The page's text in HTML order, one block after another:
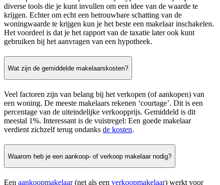
diverse tools die je kunt invullen om een idee van de waarde te
krijgen. Echter om echt een betrouwbare schatting van de
woningwaarde te krijgen kun je het beste een makelaar inschakelen.
Het voordeel is dat je het rapport van de taxatie later ook kunt
gebruiken bij het aanvragen van een hypotheek.
Wat zijn de gemiddelde makelaarskosten?
Veel factoren zijn van belang bij het verkopen (of aankopen) van
een woning. De meeste makelaars rekenen ‘courtage’. Dit is een
percentage van de uiteindelijke verkoopprijs. Gemiddeld is dit
meestal 1%. Interessant is de vuistregel: Een goede makelaar
verdient zichzelf terug ondanks de kosten.
Waarom heb je een aankoop- of verkoop makelaar nodig?
Een aankoopmakelaar(net als een verkoopmakelaar) werkt voor